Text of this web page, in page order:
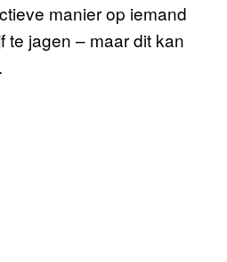
manier op iemand
te jagen – maar dit kan